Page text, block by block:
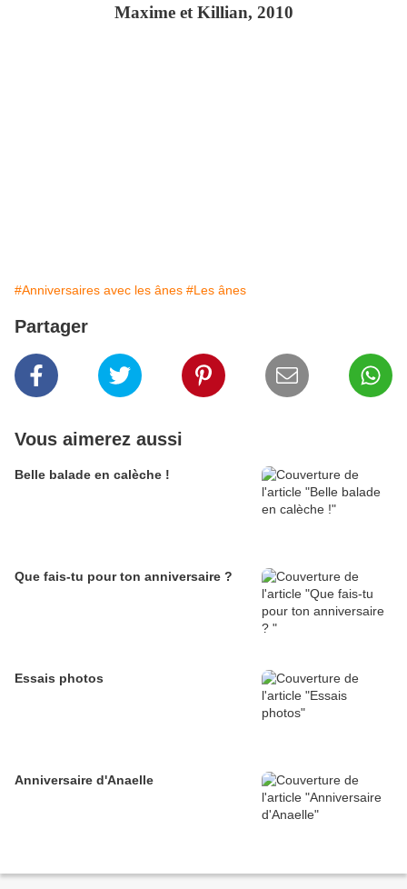
Maxime et Killian, 2010
#Anniversaires avec les ânes #Les ânes
Partager
Vous aimerez aussi
Belle balade en calèche !
Que fais-tu pour ton anniversaire ?
Essais photos
Anniversaire d'Anaelle